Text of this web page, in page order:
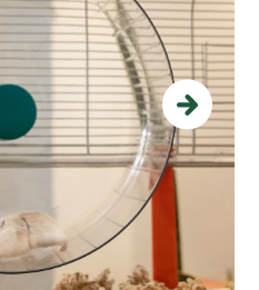
Next